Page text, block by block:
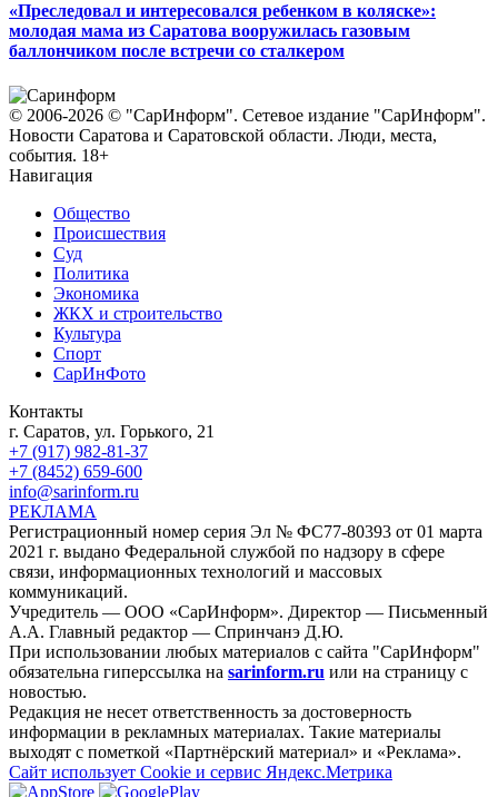
«Преследовал и интересовался ребенком в коляске»:
молодая мама из Саратова вооружилась газовым
баллончиком после встречи со сталкером
© 2006-2026 © "СарИнформ". Сетевое издание "СарИнформ".
Новости Саратова и Саратовской области. Люди, места,
события. 18+
Навигация
Общество
Происшествия
Суд
Политика
Экономика
ЖКХ и строительство
Культура
Спорт
СарИнФото
Контакты
г. Саратов, ул. Горького, 21
+7 (917) 982-81-37
+7 (8452) 659-600
info@sarinform.ru
РЕКЛАМА
Регистрационный номер серия Эл № ФС77-80393 от 01 марта
2021 г. выдано Федеральной службой по надзору в сфере
связи, информационных технологий и массовых
коммуникаций.
Учредитель — ООО «СарИнформ». Директор — Письменный
А.А. Главный редактор — Спринчанэ Д.Ю.
При использовании любых материалов с сайта "СарИнформ"
обязательна гиперссылка на sarinform.ru или на страницу с
новостью.
Редакция не несет ответственность за достоверность
информации в рекламных материалах. Такие материалы
выходят с пометкой «Партнёрский материал» и «Реклама».
Сайт использует Cookie и сервиc Яндекс.Метрика